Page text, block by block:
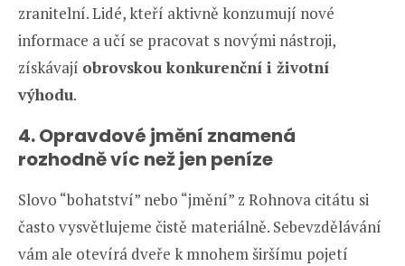
zranitelní. Lidé, kteří aktivně konzumují nové
informace a učí se pracovat s novými nástroji,
získávají obrovskou konkurenční i životní
výhodu.
4. Opravdové jmění znamená
rozhodně víc než jen peníze
Slovo “bohatství” nebo “jmění” z Rohnova citátu si
často vysvětlujeme čistě materiálně. Sebevzdělávání
vám ale otevírá dveře k mnohem širšímu pojetí